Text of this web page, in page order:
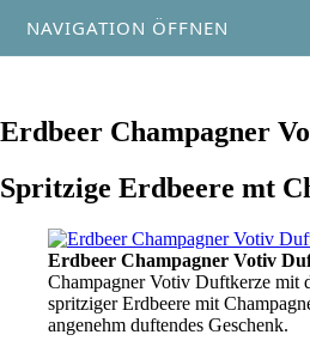
NAVIGATION ÖFFNEN
Erdbeer Champagner
Spritzige Erdbeere mt
Erdbeer Champagner Votiv
Champagner Votiv Duftkerze mit
spritziger Erdbeere mit
angenehm duftendes Geschenk.